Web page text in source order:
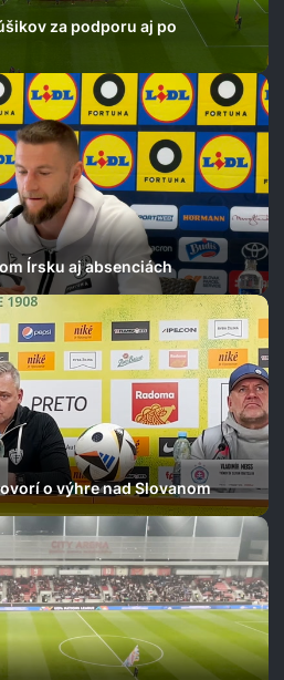
za podporu aj po
Írsku aj absenciách
o výhre nad Slovanom